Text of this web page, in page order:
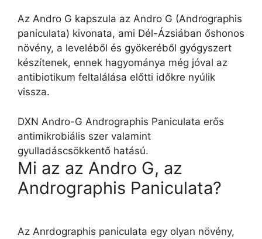
Az Andro G kapszula az Andro G (Andrographis
paniculata) kivonata, ami Dél-Ázsiában őshonos
növény, a leveléből és gyökeréből gyógyszert
készítenek, ennek hagyománya még jóval az
antibiotikum feltalálása előtti időkre nyúlik
vissza.
DXN Andro-G Andrographis Paniculata erős
antimikrobiális szer valamint
gyulladáscsökkentő hatású.
Mi az az Andro G, az
Andrographis Paniculata?
Az Anrdographis paniculata egy olyan növény,